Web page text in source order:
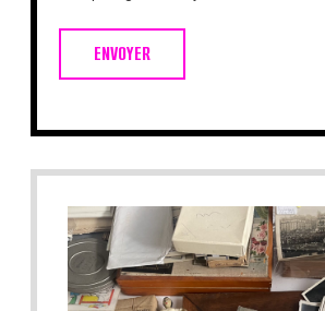
ENVOYER